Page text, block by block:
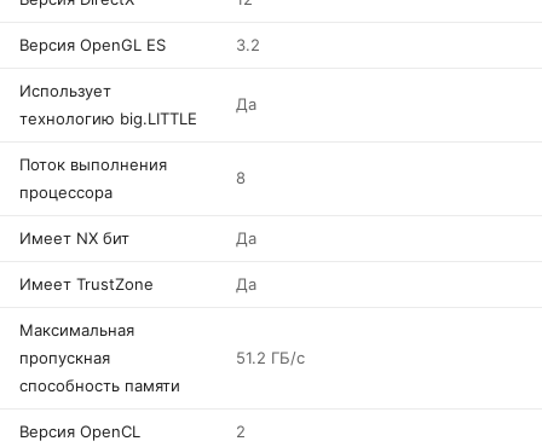
Версия OpenGL ES 3.2
Использует
технологию big.LITTLE
Да
Поток выполнения
процессора
8
Имеет NX бит Да
Имеет TrustZone Да
Максимальная
пропускная
способность памяти
51.2 ГБ/с
Версия OpenCL 2